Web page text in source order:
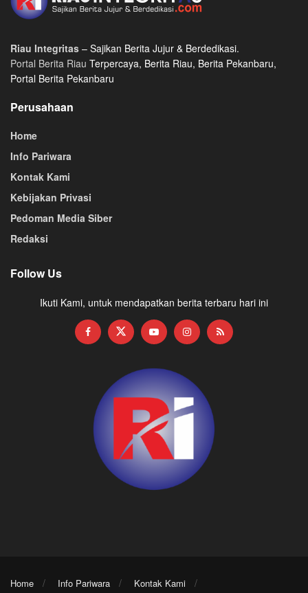
Riau Integritas – Sajikan Berita Jujur & Berdedikasi.
Portal Berita Riau Terpercaya, Berita Riau, Berita Pekanbaru,
Portal Berita Pekanbaru
Perusahaan
Home
Info Pariwara
Kontak Kami
Kebijakan Privasi
Pedoman Media Siber
Redaksi
Follow Us
Ikuti Kami, untuk mendapatkan berita terbaru hari ini
Home Info Pariwara
Kontak Kami